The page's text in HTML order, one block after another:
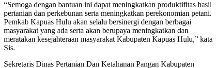
“Semoga dengan bantuan ini dapat meningkatkan produktifitas hasil
pertanian dan perkebunan serta meningkatkan perekonomian petani.
Pemkab Kapuas Hulu akan selalu bersinergi dengan berbagai
masyarakat yang ada serta akan berupaya meningkatkan dan
meratakan kesejahteraan masyarakat Kabupaten Kapuas Hulu,” kata
Sis.
Sekretaris Dinas Pertanian Dan Ketahanan Pangan Kabupaten